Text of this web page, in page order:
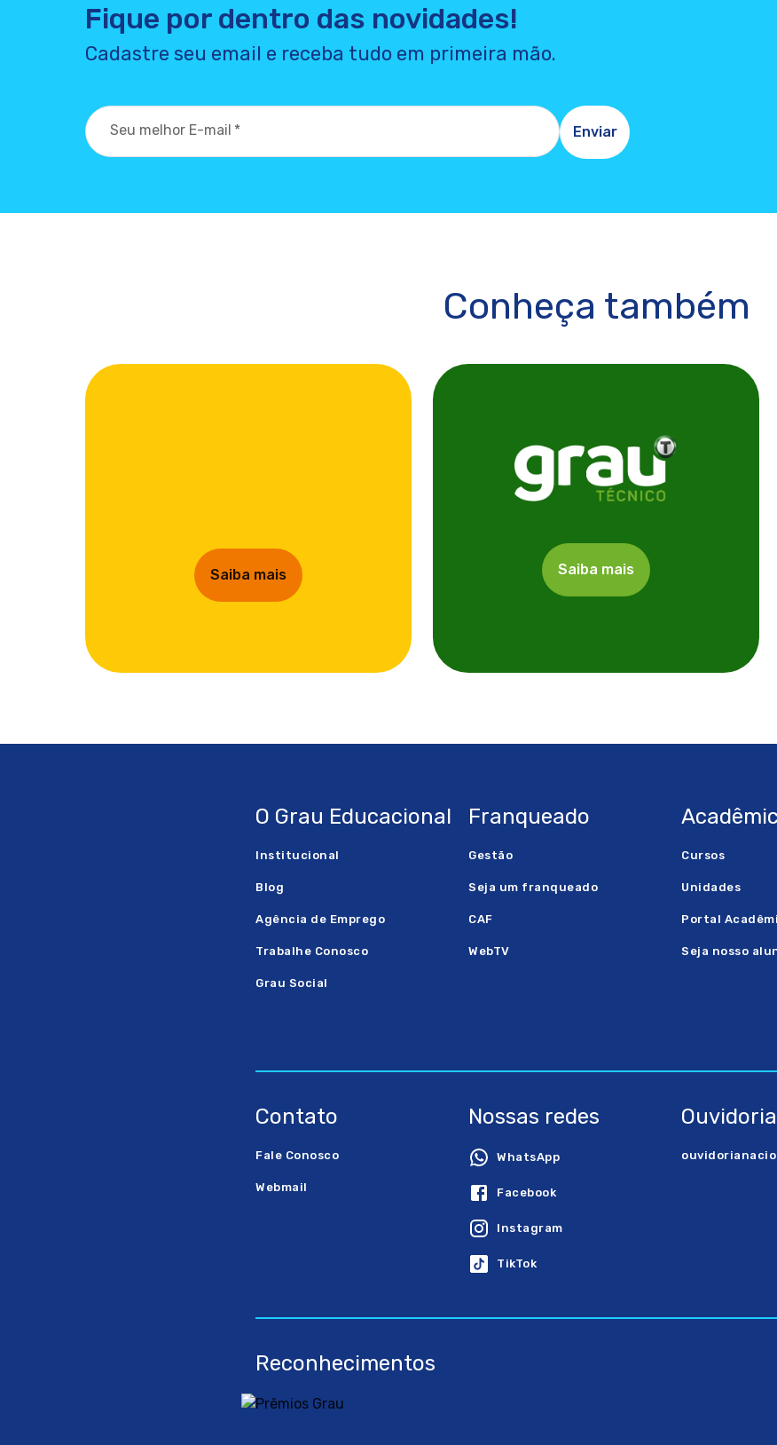
Fique por dentro das novidades!
Cadastre seu email e receba tudo em primeira mão.
Seu melhor E-mail * Enviar
Conheça também
Saiba mais Saiba mais
O Grau Educacional
Institucional
Blog
Agência de Emprego
Trabalhe Conosco
Grau Social
Franqueado
Gestão
Seja um franqueado
CAF
WebTV
Cursos
Unidades
Portal
Seja nosso
Contato
Fale Conosco
Webmail
Nossas redes
WhatsApp
Facebook
Instagram
TikTok
Reconhecimentos